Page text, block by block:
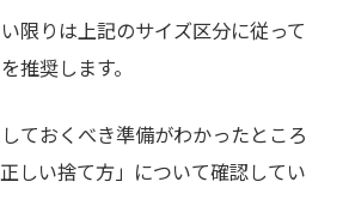
限りは上記のサイズ区分に従って
推奨します。
ておくべき準備がわかったところ
しい捨て方」について確認してい